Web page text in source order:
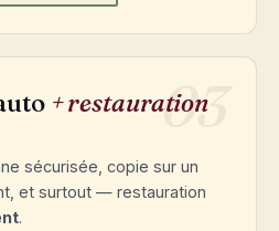
03
+ restauration
sécurisée, copie sur un
et surtout — restauration
.